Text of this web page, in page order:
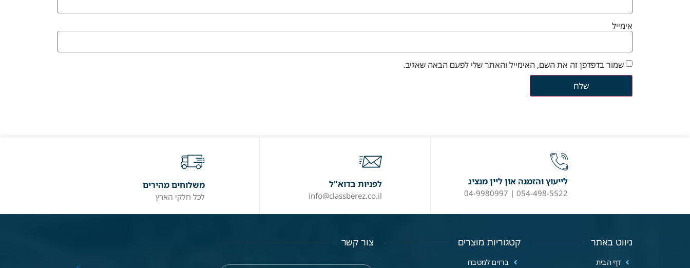
אימייל
שמור בדפדפן זה את השם, האימייל והאתר שלי לפעם הבאה שאגיב.
לייעוץ והזמנה און ליין מנציג
054-498-5522 | 04-9980997
לפניות בדוא"ל
info@classberez.co.il
משלוחים מהירים
לכל חלקי הארץ
ניווט באתר
דף הבית
קטגוריות מוצרים
ברזים למטבח
צור קשר